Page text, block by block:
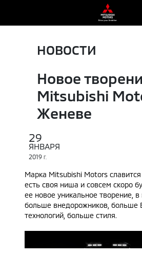
НОВОСТИ
Новое
Mitsubishi
Женеве
29
ЯНВАРЯ
2019 Г.
Марка Mitsubishi Motors
есть своя ниша и совсем скоро
ее новое уникальное творение,
больше внедорожников, больше
технологий, больше стиля.